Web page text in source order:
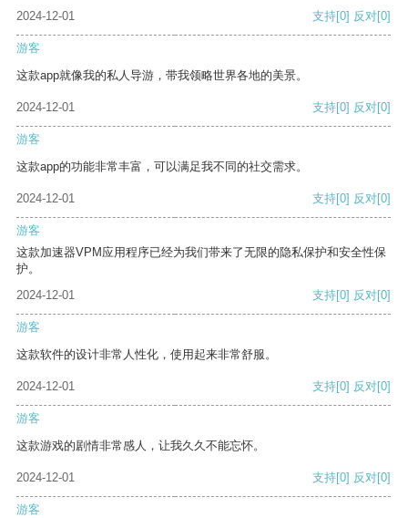
2024-12-01 支持[0] 反对[0]
游客
这款app就像我的私人导游，带我领略世界各地的美景。
2024-12-01 支持[0] 反对[0]
游客
这款app的功能非常丰富，可以满足我不同的社交需求。
2024-12-01 支持[0] 反对[0]
游客
这款加速器VPM应用程序已经为我们带来了无限的隐私保护和安全性保
护。
2024-12-01
支持[0] 反对[0]
游客
这款软件的设计非常人性化，使用起来非常舒服。
2024-12-01 支持[0] 反对[0]
游客
这款游戏的剧情非常感人，让我久久不能忘怀。
2024-12-01 支持[0] 反对[0]
游客